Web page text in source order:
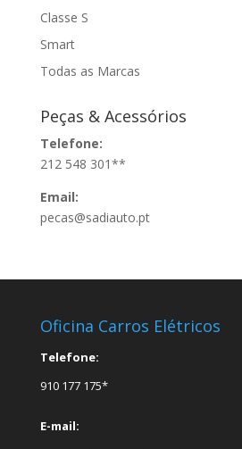
Classe S
Smart
Todas as Marcas
Peças & Acessórios
Telefone:
212 548 301**
Email:
pecas@sadiauto.pt
Oficina Carros Elétricos
Telefone:
910 177 175*
E-mail: